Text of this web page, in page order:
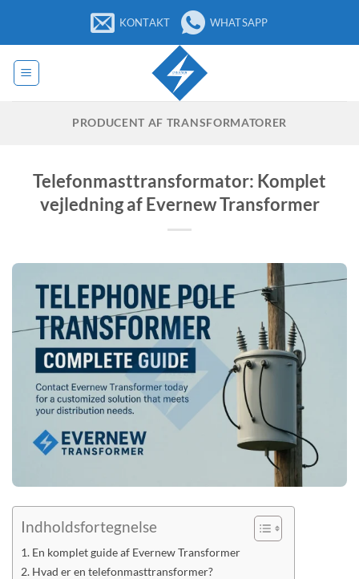
indhold
KONTAKT WHATSAPP
PRODUCENT AF TRANSFORMATORER
Telefonmasttransformator: Komplet
vejledning af Evernew Transformer
Indholdsfortegnelse
En komplet guide af Evernew Transformer
Hvad er en telefonmasttransformer?